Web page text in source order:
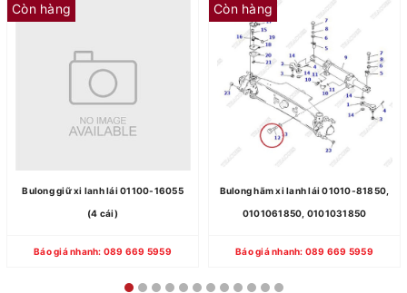
Còn hàng
Bulong giữ xi lanh lái 01100-16055
(4 cái)
Báo giá nhanh: 089 669 5959
Còn hàng
Bulong hãm xi lanh lái 01010-81850,
0101061850, 0101031850
Báo giá nhanh: 089 669 5959